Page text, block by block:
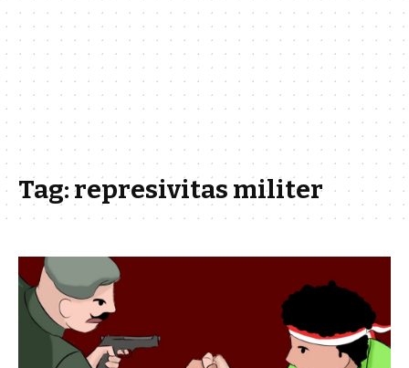
Tag:represivitas militer